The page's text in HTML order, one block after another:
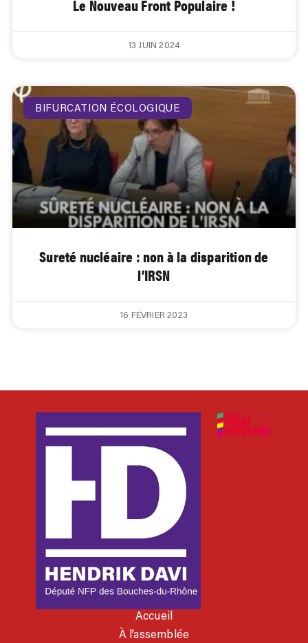
Le Nouveau Front Populaire !
13 JUIN 2024
BIFURCATION ÉCOLOGIQUE
Sureté nucléaire : non à la disparition de
l’IRSN
16 FÉVRIER 2023
Accueil
À l’assemblée